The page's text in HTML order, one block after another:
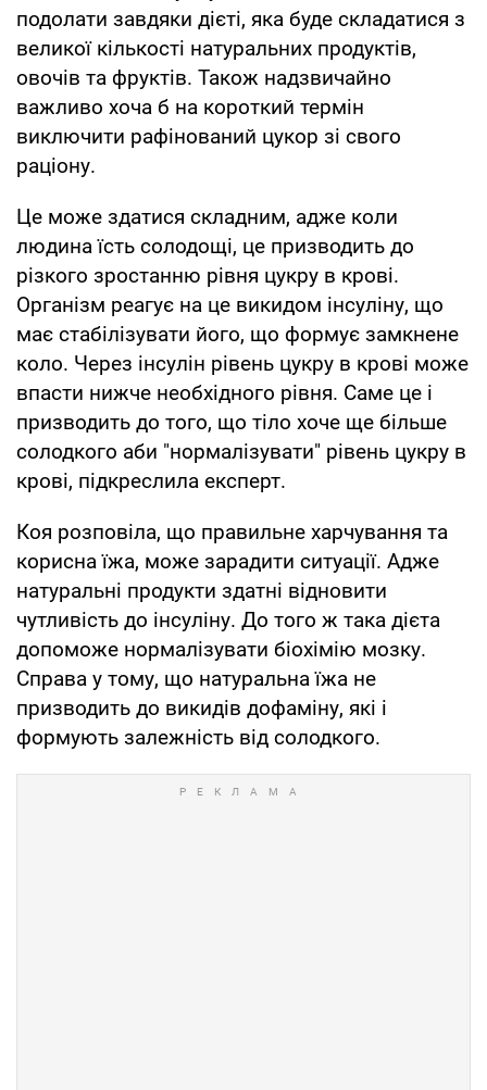
подолати завдяки дієті, яка буде складатися з
великої кількості натуральних продуктів,
овочів та фруктів. Також надзвичайно
важливо хоча б на короткий термін
виключити рафінований цукор зі свого
раціону.
Це може здатися складним, адже коли
людина їсть солодощі, це призводить до
різкого зростанню рівня цукру в крові.
Організм реагує на це викидом інсуліну, що
має стабілізувати його, що формує замкнене
коло. Через інсулін рівень цукру в крові може
впасти нижче необхідного рівня. Саме це і
призводить до того, що тіло хоче ще більше
солодкого аби "нормалізувати" рівень цукру в
крові, підкреслила експерт.
Коя розповіла, що правильне харчування та
корисна їжа, може зарадити ситуації. Адже
натуральні продукти здатні відновити
чутливість до інсуліну. До того ж така дієта
допоможе нормалізувати біохімію мозку.
Справа у тому, що натуральна їжа не
призводить до викидів дофаміну, які і
формують залежність від солодкого.